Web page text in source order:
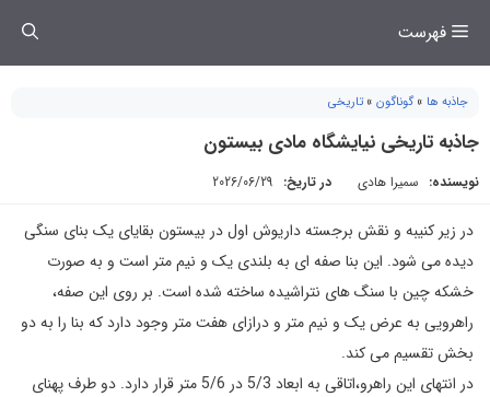
فهرست
جاذبه ها »گوناگون » تاریخی
جاذبه تاریخی نیایشگاه مادی بیستون
نویسنده: سمیرا هادی در تاریخ: 2026/06/29
در زیر کنیبه و نقش برجسته داریوش اول در بیستون بقایای یک بنای سنگی
دیده می شود. این بنا صفه ای به بلندی یک و نیم متر است و به صورت
خشکه چین با سنگ های نتراشیده ساخته شده است. بر روی این صفه،
راهرویی به عرض یک و نیم متر و درازای هفت متر وجود دارد که بنا را به دو
بخش تقسیم می کند.
در انتهای این راهرو،اتاقی به ابعاد 5/3 در 5/6 متر قرار دارد. دو طرف پهنای